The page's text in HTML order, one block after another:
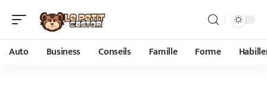
Auto Business Conseils Famille Forme